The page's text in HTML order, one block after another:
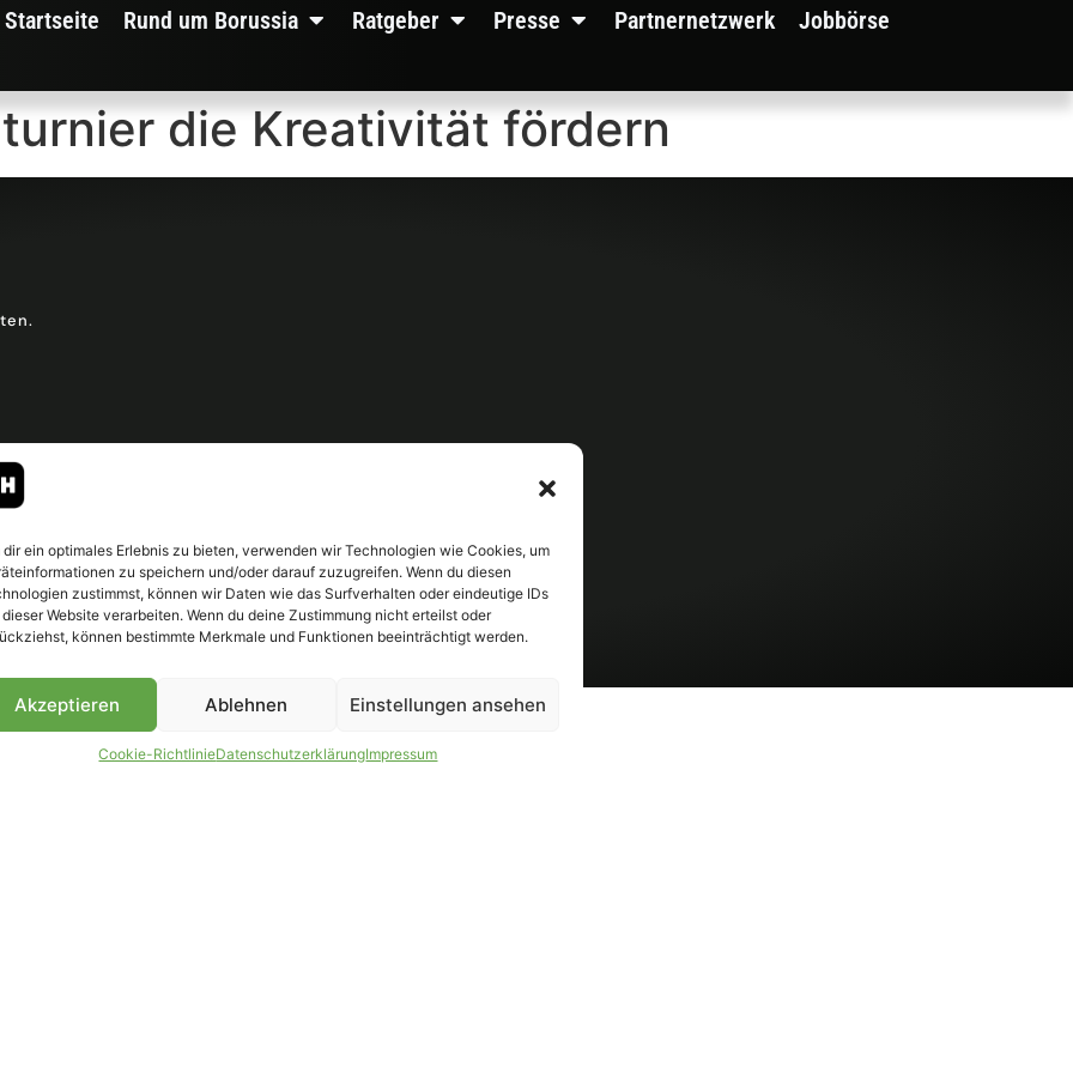
dir ein optimales Erlebnis zu bieten, verwenden wir Technologien wie Cookies, um
zu speichern und/oder darauf zuzugreifen. Wenn du diesen
zustimmst, können wir Daten wie das Surfverhalten oder eindeutige IDs
Website verarbeiten. Wenn du deine Zustimmung nicht erteilst oder
können bestimmte Merkmale und Funktionen beeinträchtigt werden.
Akzeptieren Ablehnen Einstellungen ansehen
Cookie-RichtlinieDatenschutzerklärungImpressum
Startseite Rund um Borussia Ratgeber Presse Partnernetzwerk Jobbörse
die Kreativität fördern